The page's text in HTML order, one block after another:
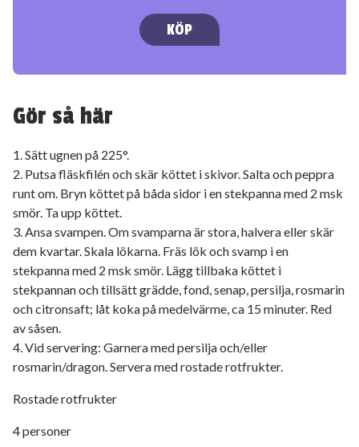
KÖP
Gör så här
1. Sätt ugnen på 225°.
2. Putsa fläskfilén och skär köttet i skivor. Salta och peppra
runt om. Bryn köttet på båda sidor i en stekpanna med 2 msk
smör. Ta upp köttet.
3. Ansa svampen. Om svamparna är stora, halvera eller skär
dem kvartar. Skala lökarna. Fräs lök och svamp i en
stekpanna med 2 msk smör. Lägg tillbaka köttet i
stekpannan och tillsätt grädde, fond, senap, persilja, rosmarin
och citronsaft; låt koka på medelvärme, ca 15 minuter. Red
av såsen.
4. Vid servering: Garnera med persilja och/eller
rosmarin/dragon. Servera med rostade rotfrukter.
Rostade rotfrukter
4 personer